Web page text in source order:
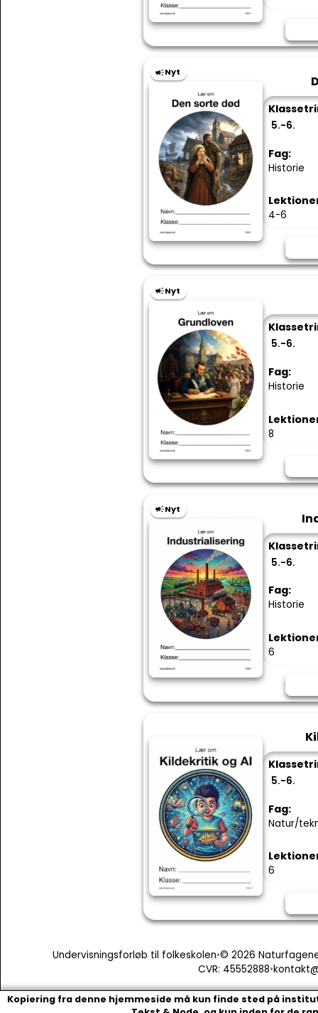
Nyt
5.-6.
Fag:
Historie
4-6
Nyt
5.-6.
Fag:
Historie
8
Nyt
5.-6.
Fag:
Historie
6
5.-6.
Fag:
Natur/
6
Undervisningsforløb til folkeskolen•© 2026
CVR: 45552888•
Kopiering fra denne hjemmeside må kun finde sted på